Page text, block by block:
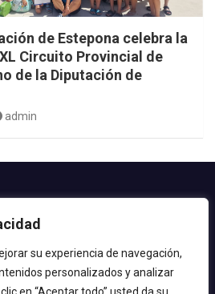
su experiencia de navegación,
personalizados y analizar
de Estepona celebra la
Circuito Provincial de
de la Diputación de
admin